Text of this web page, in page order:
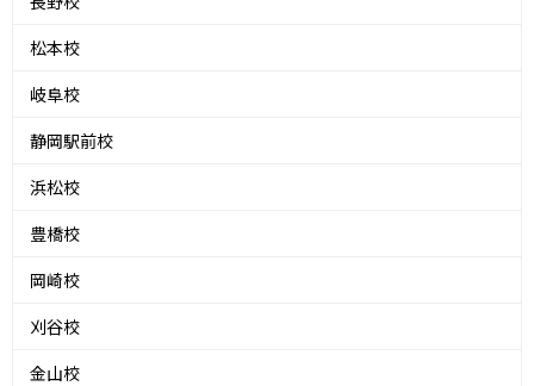
松本校
岐阜校
静岡駅前校
浜松校
豊橋校
岡崎校
刈谷校
金山校